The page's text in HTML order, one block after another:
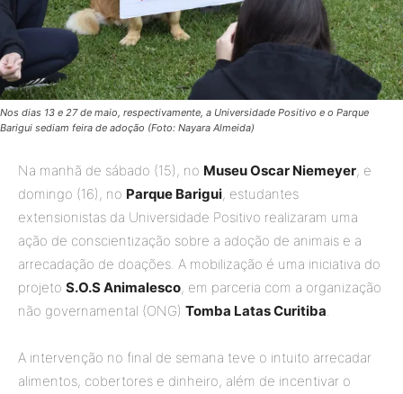
Nos dias 13 e 27 de maio, respectivamente, a Universidade Positivo e o Parque
Barigui sediam feira de adoção (Foto: Nayara Almeida)
Na manhã de sábado (15), no Museu Oscar Niemeyer, e
domingo (16), no Parque Barigui, estudantes
extensionistas da Universidade Positivo realizaram uma
ação de conscientização sobre a adoção de animais e a
arrecadação de doações. A mobilização é uma iniciativa do
projeto S.O.S Animalesco, em parceria com a organização
não governamental (ONG) Tomba Latas Curitiba
A intervenção no final de semana teve o intuito arrecadar
alimentos, cobertores e dinheiro, além de incentivar o